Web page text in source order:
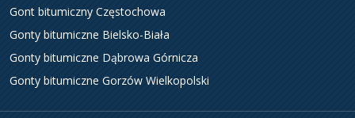
Gont bitumiczny Częstochowa
Gonty bitumiczne Bielsko-Biała
Gonty bitumiczne Dąbrowa Górnicza
Gonty bitumiczne Gorzów Wielkopolski